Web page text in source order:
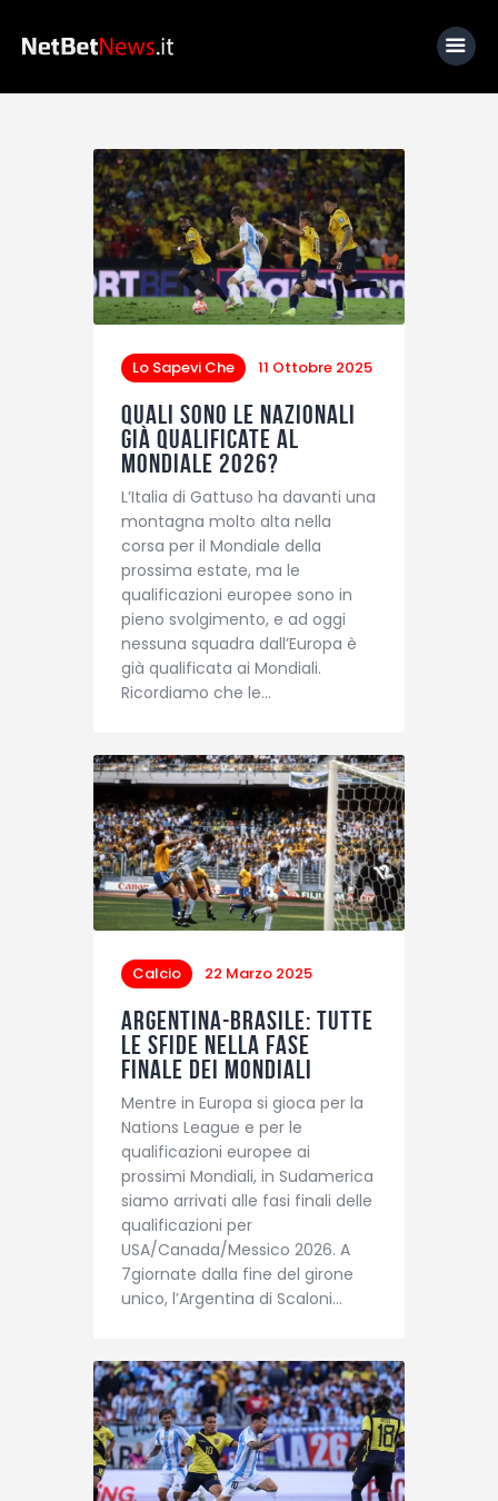
Home
News
Calcio
Basket
Tennis
Lo Sapevi Che
Fantacalcio
I consigli di Giulia
Serie A
Lo Sapevi Che 11 Ottobre 2025
Quali sono le nazionali
già qualificate al
Mondiale 2026?
L’Italia di Gattuso ha davanti una
montagna molto alta nella
corsa per il Mondiale della
prossima estate, ma le
qualificazioni europee sono in
pieno svolgimento, e ad oggi
nessuna squadra dall’Europa è
già qualificata ai Mondiali.
Ricordiamo che le…
Calcio 22 Marzo 2025
Argentina-Brasile: tutte
le sfide nella fase
finale dei Mondiali
Mentre in Europa si gioca per la
Nations League e per le
qualificazioni europee ai
prossimi Mondiali, in Sudamerica
siamo arrivati alle fasi finali delle
qualificazioni per
USA/Canada/Messico 2026. A
7giornate dalla fine del girone
unico, l’Argentina di Scaloni…